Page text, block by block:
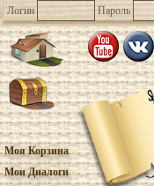
Логин Пароль
Моя Корзина
Мои Диалоги